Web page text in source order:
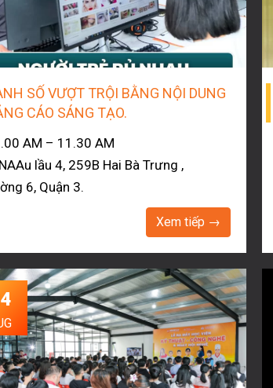
SỐ VƯỢT TRỘI BẰNG NỘI DUNG
CÁO SÁNG TẠO.
AM – 11.30 AM
lầu 4, 259B Hai Bà Trưng ,
6, Quận 3.
Xem tiếp →